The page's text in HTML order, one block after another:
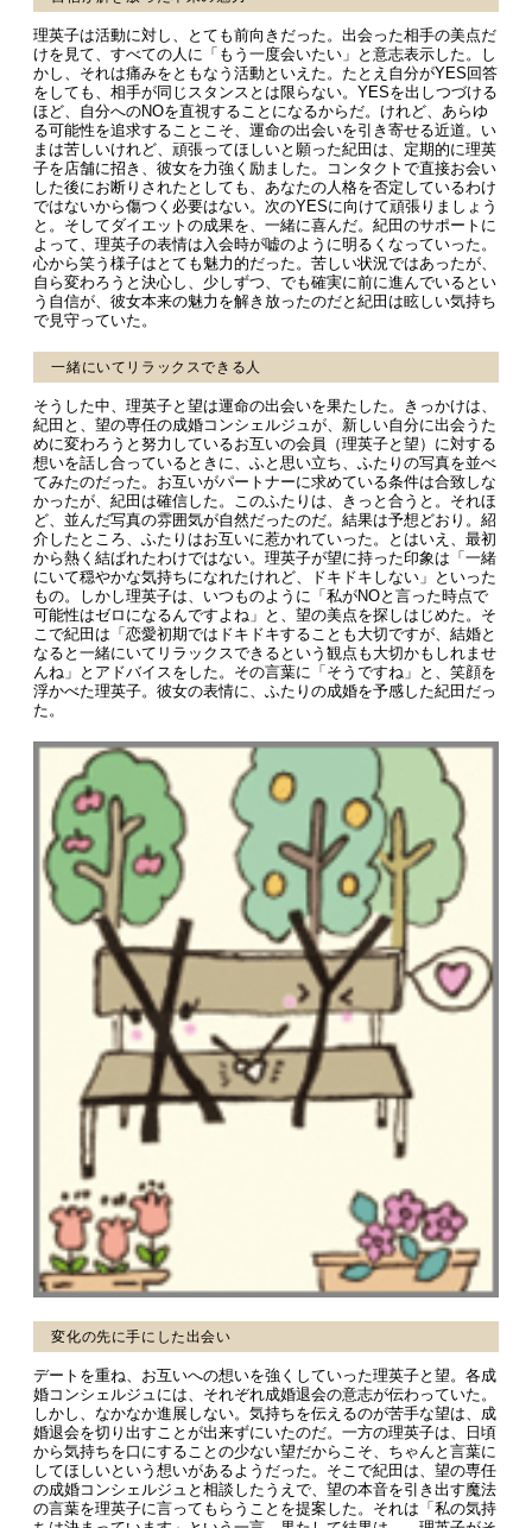
理英子は活動に対し、とても前向きだった。出会った相手の美点だ
けを見て、すべての人に「もう一度会いたい」と意志表示した。し
かし、それは痛みをともなう活動といえた。たとえ自分がYES回答
をしても、相手が同じスタンスとは限らない。YESを出しつづける
ほど、自分へのNOを直視することになるからだ。けれど、あらゆ
る可能性を追求することこそ、運命の出会いを引き寄せる近道。い
まは苦しいけれど、頑張ってほしいと願った紀田は、定期的に理英
子を店舗に招き、彼女を力強く励ました。コンタクトで直接お会い
した後にお断りされたとしても、あなたの人格を否定しているわけ
ではないから傷つく必要はない。次のYESに向けて頑張りましょう
と。そしてダイエットの成果を、一緒に喜んだ。紀田のサポートに
よって、理英子の表情は入会時が嘘のように明るくなっていった。
心から笑う様子はとても魅力的だった。苦しい状況ではあったが、
自ら変わろうと決心し、少しずつ、でも確実に前に進んでいるとい
う自信が、彼女本来の魅力を解き放ったのだと紀田は眩しい気持ち
で見守っていた。
一緒にいてリラックスできる人
そうした中、理英子と望は運命の出会いを果たした。きっかけは、
紀田と、望の専任の成婚コンシェルジュが、新しい自分に出会うた
めに変わろうと努力しているお互いの会員（理英子と望）に対する
想いを話し合っているときに、ふと思い立ち、ふたりの写真を並べ
てみたのだった。お互いがパートナーに求めている条件は合致しな
かったが、紀田は確信した。このふたりは、きっと合うと。それほ
ど、並んだ写真の雰囲気が自然だったのだ。結果は予想どおり。紹
介したところ、ふたりはお互いに惹かれていった。とはいえ、最初
から熱く結ばれたわけではない。理英子が望に持った印象は「一緒
にいて穏やかな気持ちになれたけれど、ドキドキしない」といった
もの。しかし理英子は、いつものように「私がNOと言った時点で
可能性はゼロになるんですよね」と、望の美点を探しはじめた。そ
こで紀田は「恋愛初期ではドキドキすることも大切ですが、結婚と
なると一緒にいてリラックスできるという観点も大切かもしれませ
んね」とアドバイスをした。その言葉に「そうですね」と、笑顔を
浮かべた理英子。彼女の表情に、ふたりの成婚を予感した紀田だっ
た。
変化の先に手にした出会い
デートを重ね、お互いへの想いを強くしていった理英子と望。各成
婚コンシェルジュには、それぞれ成婚退会の意志が伝わっていた。
しかし、なかなか進展しない。気持ちを伝えるのが苦手な望は、成
婚退会を切り出すことが出来ずにいたのだ。一方の理英子は、日頃
から気持ちを口にすることの少ない望だからこそ、ちゃんと言葉に
してほしいという想いがあるようだった。そこで紀田は、望の専任
の成婚コンシェルジュと相談したうえで、望の本音を引き出す魔法
の言葉を理英子に言ってもらうことを提案した。それは「私の気持